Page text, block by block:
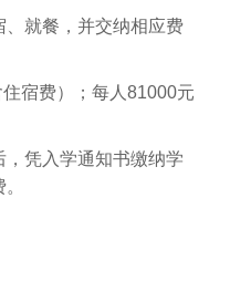
就餐，并交纳相应费
宿费）；每人81000元
凭入学通知书缴纳学